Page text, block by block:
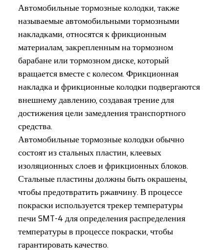
Автомобильные тормозные колодки, также
называемые автомобильными тормозными
накладками, относятся к фрикционным
материалам, закрепленным на тормозном
барабане или тормозном диске, который
вращается вместе с колесом. Фрикционная
накладка и фрикционные колодки подвергаются
внешнему давлению, создавая трение для
достижения цели замедления транспортного
средства.
Автомобильные тормозные колодки обычно
состоят из стальных пластин, клеевых
изоляционных слоев и фрикционных блоков.
Стальные пластины должны быть окрашены,
чтобы предотвратить ржавчину. В процессе
покраски используется трекер температуры
печи SMT-4 для определения распределения
температуры в процессе покраски, чтобы
гарантировать качество.